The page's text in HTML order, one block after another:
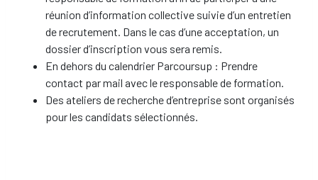
réunion d’information collective suivie d’un entretien
de recrutement. Dans le cas d’une acceptation, un
dossier d’inscription vous sera remis.
En dehors du calendrier Parcoursup : Prendre
contact par mail avec le responsable de formation.
Des ateliers de recherche d’entreprise sont organisés
pour les candidats sélectionnés.